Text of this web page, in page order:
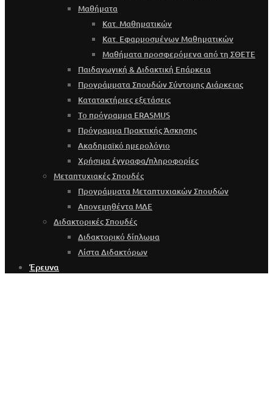
Μαθήματα
Κατ. Μαθηματικών
Κατ. Εφαρμοσμένων Μαθηματικών
Μαθήματα προσφερόμενα από τη ΣΘΕΤΕ
Παιδαγωγική & Διδακτική Επάρκεια
Προγράμματα Σπουδών Σύντομης Διάρκειας
Κατατακτήριες εξετάσεις
Το πρόγραμμα ERASMUS
Πρόγραμμα Πρακτικής Άσκησης
Ακαδημαϊκό ημερολόγιο
Χρήσιμα έγγραφα/πληροφορίες
Μεταπτυχιακές Σπουδές
Προγράμματα Μεταπτυχιακών Σπουδών
Απονεμηθέντα ΜΔΕ
Διδακτορικές Σπουδές
Διδακτορικό δίπλωμα
Λίστα Διδακτόρων
Έρευνα